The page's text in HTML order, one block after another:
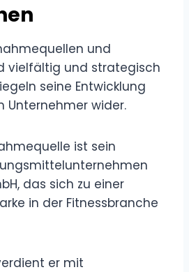
und
vielfältig und strategisch
seine Entwicklung
Unternehmer wider.
ist sein
das sich zu einer
in der Fitnessbranche
er mit